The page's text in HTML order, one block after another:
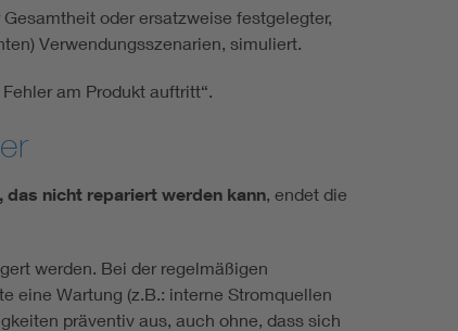
oder ersatzweise festgelegter,
Verwendungsszenarien, simuliert.
am Produkt auftritt“.
das nicht repariert werden kann, endet die
werden. Bei der regelmäßigen
eine Wartung (z.B.: interne Stromquellen
präventiv aus, auch ohne, dass sich